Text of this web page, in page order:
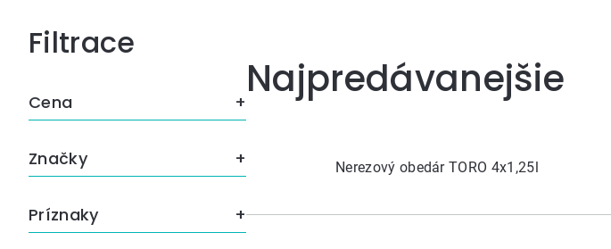
Bočný
panel
Cena
Príznaky
Značky
Najpredávanejšie
Nerezový obedár TORO 4x1,25l